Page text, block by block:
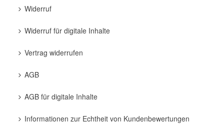
Widerruf
Widerruf für digitale Inhalte
Vertrag widerrufen
AGB
AGB für digitale Inhalte
Informationen zur Echtheit von Kundenbewertungen